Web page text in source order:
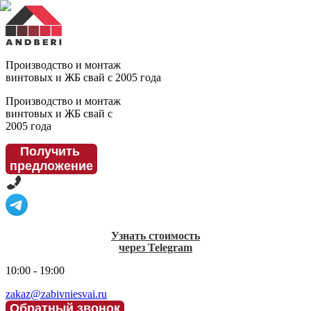
Производство и монтаж
винтовых и ЖБ свай с 2005 года
Производство и монтаж
винтовых и ЖБ свай с
2005 года
Получить
предложение
Узнать стоимость
через Telegram
10:00 - 19:00
zakaz@zabivniesvai.ru
Обратный звонок